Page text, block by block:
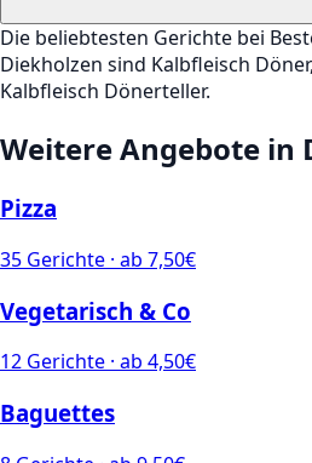
Die beliebtesten Gerichte bei
Diekholzen sind Kalbfleisch
Kalbfleisch Dönerteller.
Weitere Angebote in
Pizza
35 Gerichte · ab 7,50€
Vegetarisch & Co
12 Gerichte · ab 4,50€
Baguettes